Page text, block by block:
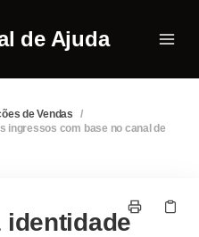
de Ajuda
de Vendas
/
ingressos com base no canal de
identidade